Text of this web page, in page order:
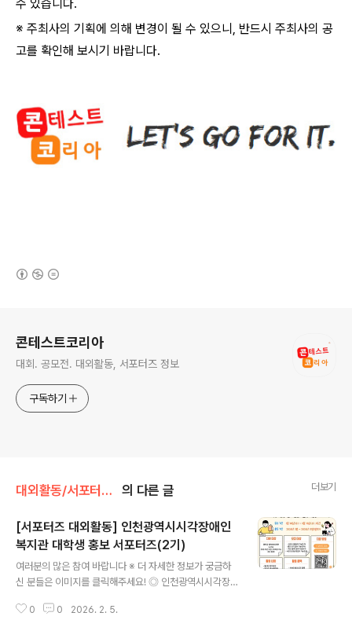
수 있습니다.
※ 주최사의 기획에 의해 변경이 될 수 있으니, 반드시 주최사의 공
고를 확인해 보시기 바랍니다.
콘테스트코리아
대회. 공모전. 대외활동, 서포터즈 정보
구독하기
대외활동/서포터즈 • 기자단 의 다른 글 더보기
[서포터즈 대외활동] 인천광역시시각장애인
복지관 대학생 홍보 서포터즈(2기)
여러분의 많은 참여 바랍니다 ※ 더 자세한 정보가 궁금하
신 분들은 이미지를 클릭해주세요! ◎ 인천광역시시각장애
인복지관 대학생 홍보 서포터즈(2기) 모집 ◎ 모집기간20
0 0 2026. 2. 5.